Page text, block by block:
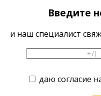
Введите
и наш специалист
даю согласие